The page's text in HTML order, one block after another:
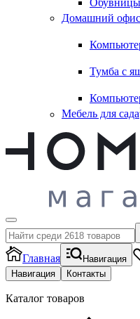
Обувницы
Домашний офис
Тумба с
Мебель для сада
Главная Навигация
Навигация Контакты
Каталог товаров